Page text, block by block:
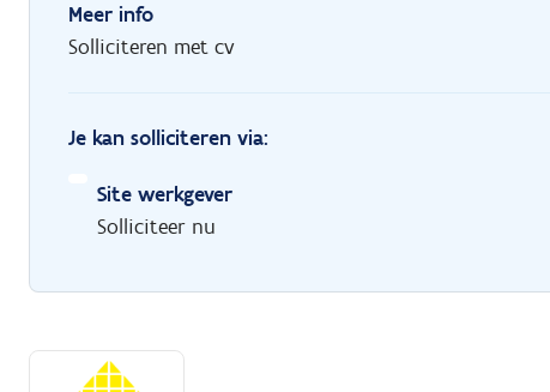
Meer info
Solliciteren met cv
Je kan solliciteren via:
Site werkgever
Solliciteer nu